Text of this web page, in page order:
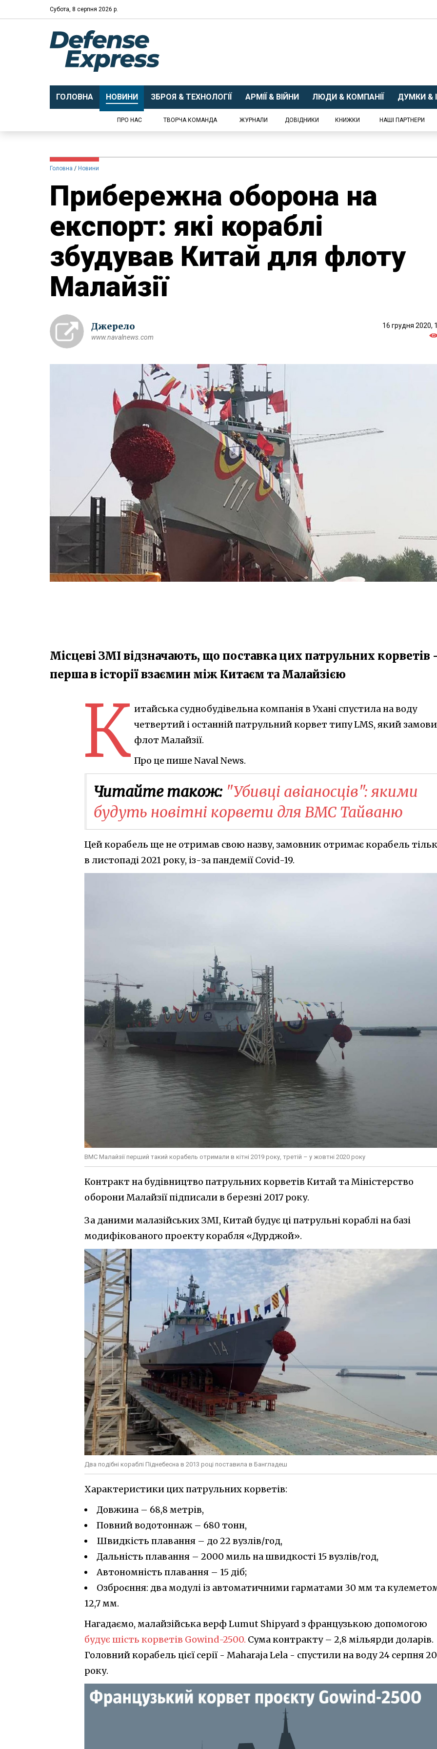
Субота, 8 серпня 2026 р.
ГОЛОВНА НОВИНИ ЗБРОЯ & ТЕХНОЛОГІЇ АРМІЇ & ВІЙНИ ЛЮДИ & КОМПАНІЇ ДУМКИ &
ПРО НАС ТВОРЧА КОМАНДА ЖУРНАЛИ ДОВІДНИКИ КНИЖКИ НАШІ ПАРТНЕРИ
Головна Новини
Прибережна оборона на
експорт: які кораблі
збудував Китай для флоту
Малайзії
Джерело
www.navalnews.com
16 грудня 2020,
Місцеві ЗМІ відзначають, що поставка цих патрульних корветів
перша в історії взаємин між Китаєм та Малайзією
К итайська суднобудівельна компанія в Ухані спустила на воду
четвертий і останній патрульний корвет типу LMS, який
флот Малайзії.
Про це пише Naval News.
Читайте також: "Убивці авіаносців": якими
будуть новітні корвети для ВМС Тайваню
Цей корабель ще не отримав свою назву, замовник отримає корабель
в листопаді 2021 року, із-за пандемії Covid-19.
ВМС Малайзії перший такий корабель отримали в кітні 2019 року, третій – у жовтні 2020 року
Контракт на будівництво патрульних корветів Китай та Міністерство
оборони Малайзії підписали в березні 2017 року.
За даними малазійських ЗМІ, Китай будує ці патрульні кораблі на базі
модифікованого проекту корабля «Дурджой».
Два подібні кораблі Піднебесна в 2013 році поставила в Бангладеш
Характеристики цих патрульних корветів:
Довжина – 68,8 метрів,
Повний водотоннаж – 680 тонн,
Швидкість плавання – до 22 вузлів/год,
Дальність плавання – 2000 миль на швидкості 15 вузлів/год,
Автономність плавання – 15 діб;
Озброєння: два модулі із автоматичними гарматами 30 мм та
12,7 мм.
Нагадаємо, малайзійська верф Lumut Shipyard з французькою допомогою
будує шість корветів Gowind-2500. Сума контракту – 2,8 мільярди доларів.
Головний корабель цієї серії - Maharaja Lela - спустили на воду 24 серпня
року.